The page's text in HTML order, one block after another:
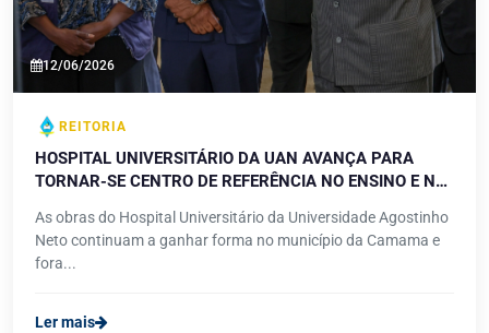
12/06/2026
REITORIA
HOSPITAL UNIVERSITÁRIO DA UAN AVANÇA PARA
TORNAR-SE CENTRO DE REFERÊNCIA NO ENSINO E NA
As obras do Hospital Universitário da Universidade Agostinho
Neto continuam a ganhar forma no município da Camama e
fora...
Ler mais